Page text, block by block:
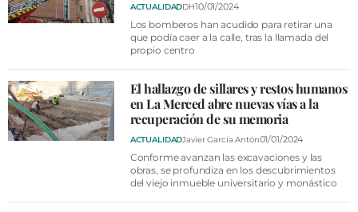
ACTUALIDADDH10/01/2024
Los bomberos han acudido para retirar una
que podía caer a la calle, tras la llamada del
propio centro
El hallazgo de sillares y restos humanos
en La Merced abre nuevas vías a la
recuperación de su memoria
ACTUALIDADJavier García Antón01/01/2024
Conforme avanzan las excavaciones y las
obras, se profundiza en los descubrimientos
del viejo inmueble universitario y monástico